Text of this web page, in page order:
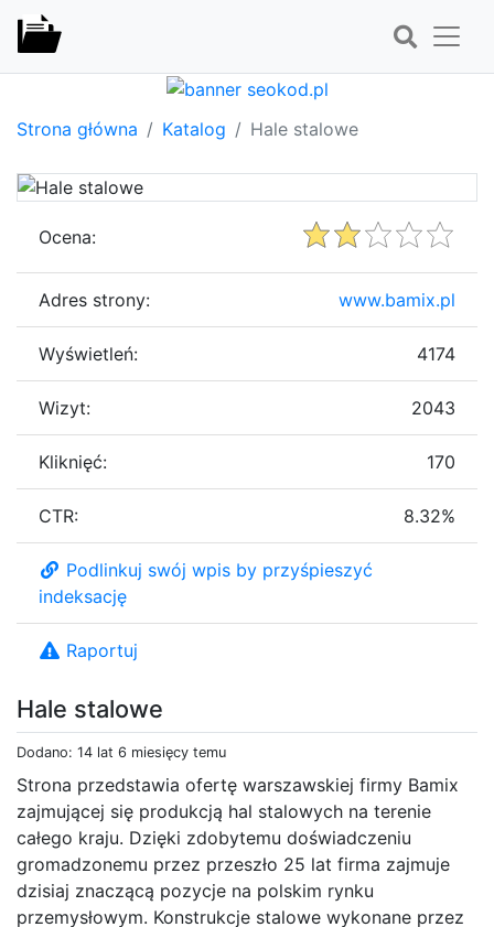
Strona główna Katalog Hale stalowe
Hale stalowe
Dodano: 14 lat 6 miesięcy temu
Strona przedstawia ofertę warszawskiej firmy Bamix
zajmującej się produkcją hal stalowych na terenie
całego kraju. Dzięki zdobytemu doświadczeniu
gromadzonemu przez przeszło 25 lat firma zajmuje
dzisiaj znaczącą pozycje na polskim rynku
przemysłowym. Konstrukcje stalowe wykonane przez
Ocena:
Adres strony: www.bamix.pl
Wyświetleń: 4174
Wizyt: 2043
Kliknięć: 170
CTR: 8.32%
Podlinkuj swój wpis by przyśpieszyć
indeksację
Raportuj